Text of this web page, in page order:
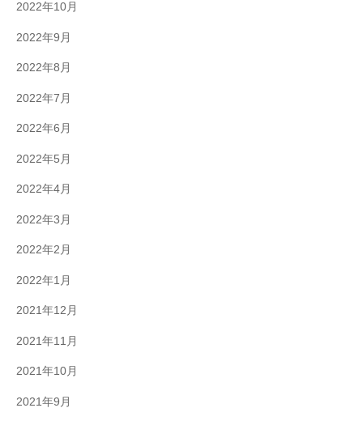
2022年10月
2022年9月
2022年8月
2022年7月
2022年6月
2022年5月
2022年4月
2022年3月
2022年2月
2022年1月
2021年12月
2021年11月
2021年10月
2021年9月